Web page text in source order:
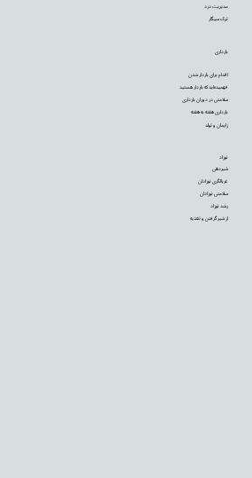
نوزاد
شیردهی
غربالگری نوزادان
سلامتی نوزادان
رشد نوزاد
از شیر گرفتن و تغذیه
بارداری
اقدام برای باردار شدن
فهمیده‌اید که باردار هستید
سلامتی در دوران بارداری
بارداری هفته به هفته
زایمان و تولد
مدیریت درد
ترک سیگار